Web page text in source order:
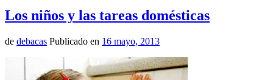
Los niños y las tareas domésticas
de debacas Publicado en 16 mayo, 2013